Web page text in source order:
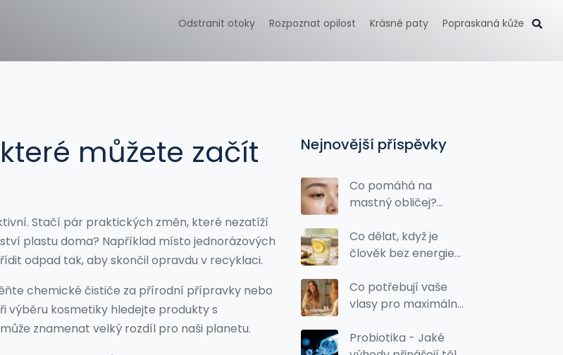
Odstranit otoky Rozpoznat opilost Krásné paty Popraskaná kůže
můžete začít
Stačí pár praktických změn, které nezatíží
plastu doma? Například místo jednorázových
odpad tak, aby skončil opravdu v recyklaci.
chemické čističe za přírodní přípravky nebo
výběru kosmetiky hledejte produkty s
znamenat velký rozdíl pro naši planetu.
Nejnovější příspěvky
Co pomáhá na
mastný obličej?
průvodce péčí pro
lesklou pleť
Co dělat, když je
člověk bez energie?
a obnovou vitality
Co potřebují vaše
vlasy pro maximální
Probiotika - Jaké